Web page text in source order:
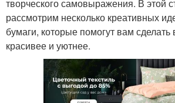
творческого самовыражения. В этой
рассмотрим несколько креативных
бумаги, которые помогут вам
красивее и уютнее.